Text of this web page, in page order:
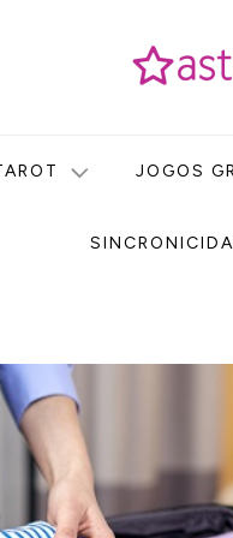
JOGOS